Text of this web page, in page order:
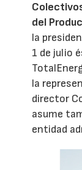
del
la
1 de julio
la
director
asume
entidad